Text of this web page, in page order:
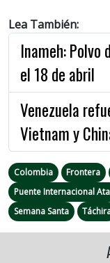
Lea También:
Inameh: Polvo
el 18 de abril
Venezuela
Vietnam y
Colombia Frontera
Puente Internacional
Semana Santa